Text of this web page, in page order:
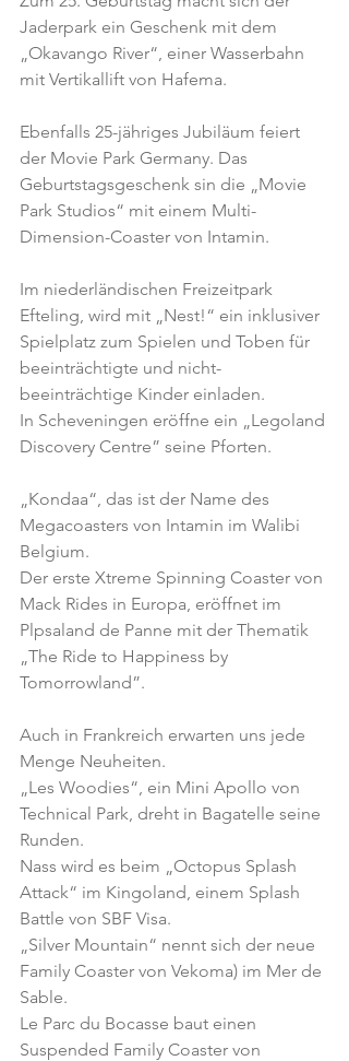
Jaderpark ein Geschenk mit dem
„Okavango River“, einer Wasserbahn
mit Vertikallift von Hafema.
Ebenfalls 25-jähriges Jubiläum feiert
der Movie Park Germany. Das
Geburtstagsgeschenk sin die „Movie
Park Studios“ mit einem Multi-
Dimension-Coaster von Intamin.
Im niederländischen Freizeitpark
Efteling, wird mit „Nest!“ ein inklusiver
Spielplatz zum Spielen und Toben für
beeinträchtigte und nicht-
beeinträchtige Kinder einladen.
In Scheveningen eröffne ein „Legoland
Discovery Centre” seine Pforten.
„Kondaa“, das ist der Name des
Megacoasters von Intamin im Walibi
Belgium.
Der erste Xtreme Spinning Coaster von
Mack Rides in Europa, eröffnet im
Plpsaland de Panne mit der Thematik
„The Ride to Happiness by
Tomorrowland”.
Auch in Frankreich erwarten uns jede
Menge Neuheiten.
„Les Woodies“, ein Mini Apollo von
Technical Park, dreht in Bagatelle seine
Runden.
Nass wird es beim „Octopus Splash
Attack“ im Kingoland, einem Splash
Battle von SBF Visa.
„Silver Mountain“ nennt sich der neue
Family Coaster von Vekoma) im Mer de
Sable.
Le Parc du Bocasse baut einen
Suspended Family Coaster von